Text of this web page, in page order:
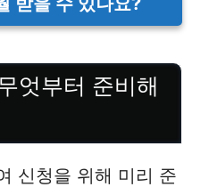
엇부터 준비해
신청을 위해 미리 준